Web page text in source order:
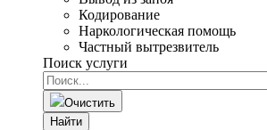
Кодирование
Наркологическая помощь
Частный вытрезвитель
Поиск услуги
Очистить
Найти